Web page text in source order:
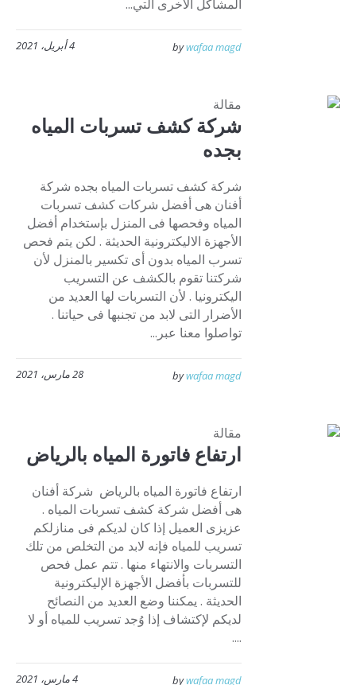
المشاكل الأخرى التي...
4 أبريل، 2021 bywafaa magd
مقالة
شركة كشف تسربات المياه
بجده
شركة كشف تسربات المياه بجده شركة
أفنان هى أفضل شركات كشف تسربات
المياه وفحصها فى المنزل بإستخدام أفضل
الأجهزة الاليكترونية الحديثة . لكن يتم فحص
تسرب المياه بدون أى تكسير بالمنزل لأن
شركتنا تقوم بالكشف عن التسريب
اليكترونيا . لأن التسربات لها العديد من
الأضرار التى لابد من تجنبها فى حياتنا .
تواصلوا معنا عبر...
28 مارس، 2021 bywafaa magd
مقالة
ارتفاع فاتورة المياه بالرياض
ارتفاع فاتورة المياه بالرياض شركة أفنان
هى أفضل شركة كشف تسربات المياه .
عزيزى العميل إذا كان لديكم فى منازلكم
تسريب للمياه فإنه لابد من التخلص من تلك
التسربات والانتهاء منها . تتم عمل فحص
للتسربات بأفضل الأجهزة الإليكترونية
الحديثة . يمكننا وضع العديد من النصائح
لديكم لإكتشاف إذا وُجد تسريب للمياه أو لا
....
4 مارس، 2021 bywafaa magd